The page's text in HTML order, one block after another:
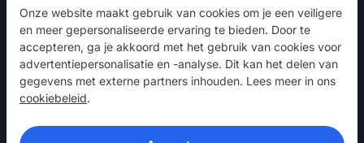
Onze website maakt gebruik van cookies om je een veiligere
en meer gepersonaliseerde ervaring te bieden. Door te
accepteren, ga je akkoord met het gebruik van cookies voor
advertentiepersonalisatie en -analyse. Dit kan het delen van
gegevens met externe partners inhouden. Lees meer in ons
cookiebeleid.
NordVPN
Betrekken
Hulp